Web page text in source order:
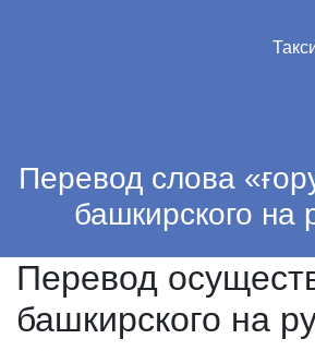
Перевод слова
башкирского на
Перевод
башкирского на